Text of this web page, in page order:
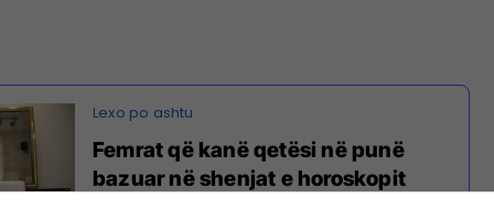
Femrat që kanë qetësi në punë
bazuar në shenjat e horoskopit